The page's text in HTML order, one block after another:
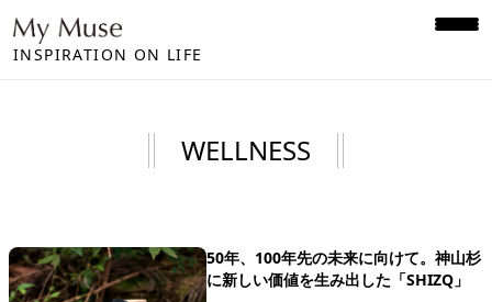
INSPIRATION ON LIFE
WELLNESS
50年、100年先の未来に向けて。神山杉
に新しい価値を生み出した「SHIZQ」